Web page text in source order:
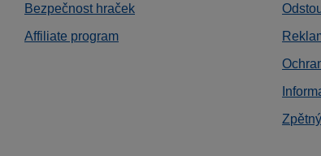
Bezpečnost hraček
Affiliate program